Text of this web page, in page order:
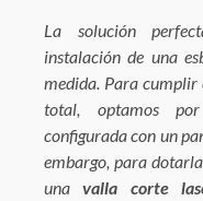
La solución
instalación de una
medida. Para
total, optamos
configurada con un
embargo, para
unavalla corte